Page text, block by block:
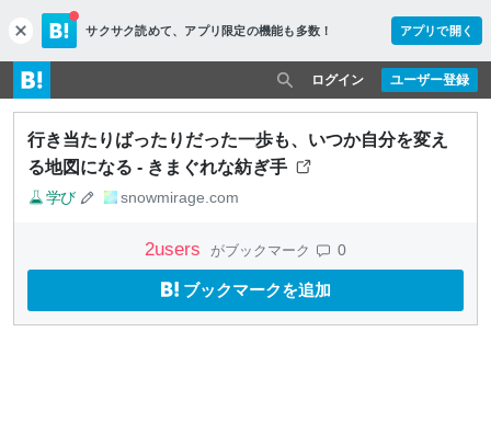
c
l
o
s
e
サクサク読めて、 アプリ限定の機能も多数！ アプリで開く
ユーザー登録
ログイン
行き当たりばったりだった一歩も、いつか自分を変え
る地図になる - きまぐれな紡ぎ手
学び snowmirage.com
2users がブックマーク 0
ブックマークを追加